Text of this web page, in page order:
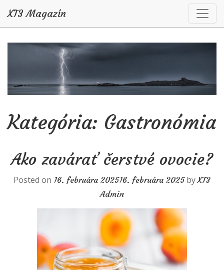
XT3 Magazín
Kategória: Gastronómia
Ako zavárať čerstvé ovocie?
Posted on 16. februára 202516. februára 2025byXT3
Admin